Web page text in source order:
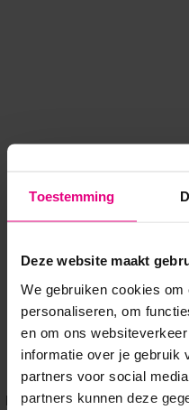
Toestemming
Deze website maakt
We gebruiken cookies
personaliseren, om
en om ons
informatie over je gebruik
partners voor social
partners kunnen deze
Application error: a client-
loadingwww.voordeeluitjes.nl